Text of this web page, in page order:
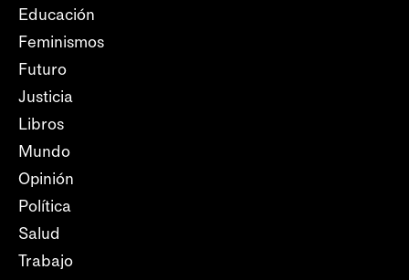
Educación
Feminismos
Futuro
Justicia
Libros
Mundo
Opinión
Política
Salud
Trabajo